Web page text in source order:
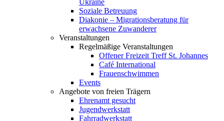
Ukraine
Soziale Betreuung
Diakonie – Migrationsberatung für
erwachsene Zuwanderer
Veranstaltungen
Regelmäßige Veranstaltungen
Offener Freizeit Treff St. Johannes
Café International
Frauenschwimmen
Events
Angebote von freien Trägern
Ehrenamt gesucht
Jugendwerkstatt
Fahrradwerkstatt